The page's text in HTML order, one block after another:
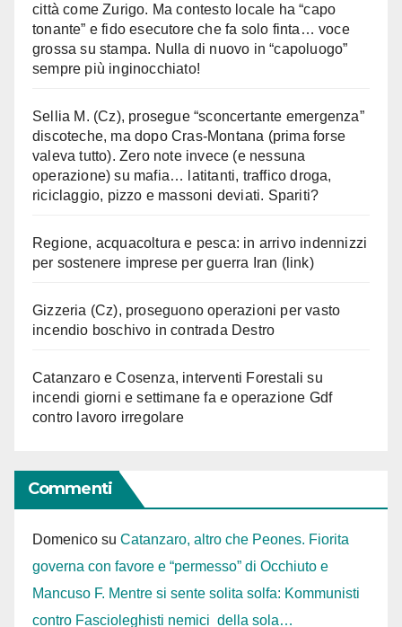
città come Zurigo. Ma contesto locale ha “capo
tonante” e fido esecutore che fa solo finta… voce
grossa su stampa. Nulla di nuovo in “capoluogo”
sempre più inginocchiato!
Sellia M. (Cz), prosegue “sconcertante emergenza”
discoteche, ma dopo Cras-Montana (prima forse
valeva tutto). Zero note invece (e nessuna
operazione) su mafia… latitanti, traffico droga,
riciclaggio, pizzo e massoni deviati. Spariti?
Regione, acquacoltura e pesca: in arrivo indennizzi
per sostenere imprese per guerra Iran (link)
Gizzeria (Cz), proseguono operazioni per vasto
incendio boschivo in contrada Destro
Catanzaro e Cosenza, interventi Forestali su
incendi giorni e settimane fa e operazione Gdf
contro lavoro irregolare
Commenti
Domenico su Catanzaro, altro che Peones. Fiorita
governa con favore e “permesso” di Occhiuto e
Mancuso F. Mentre si sente solita solfa: Kommunisti
contro Fascioleghisti nemici della sola…